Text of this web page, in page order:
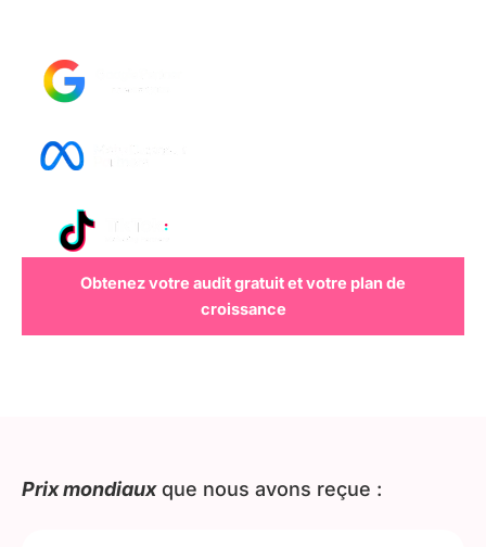
Obtenez votre audit gratuit et votre plan de
croissance
Prix mondiauxque nous avons reçue :